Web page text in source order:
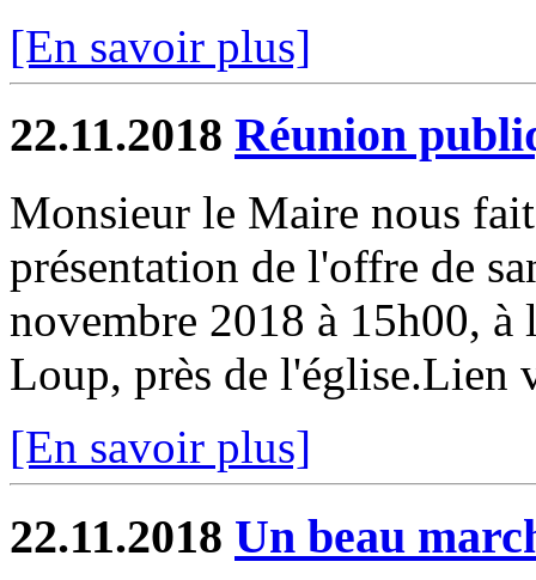
[En savoir plus]
22.11.2018 Réunion
Monsieur le Maire nous
présentation de l'offre de
novembre 2018 à 15h00, à
Loup, près de l'église.Lien
[En savoir plus]
22.11.2018 Un beau